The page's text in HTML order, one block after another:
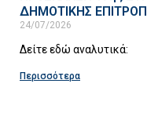
ΔΗΜΟΤΙΚΗΣ
24/07/2026
Δείτε εδώ αναλυτικά:
Περισσότερα